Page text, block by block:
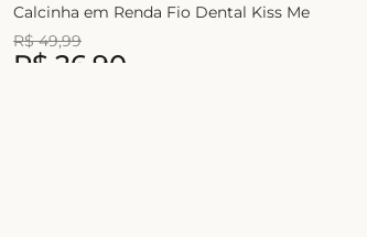
Calcinha em Renda Fio Dental Kiss Me
R$ 49,99
R$ 26 90